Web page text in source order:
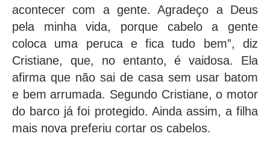
acontecer com a gente. Agradeço a Deus
pela minha vida, porque cabelo a gente
coloca uma peruca e fica tudo bem”, diz
Cristiane, que, no entanto, é vaidosa. Ela
afirma que não sai de casa sem usar batom
e bem arrumada. Segundo Cristiane, o motor
do barco já foi protegido. Ainda assim, a filha
mais nova preferiu cortar os cabelos.